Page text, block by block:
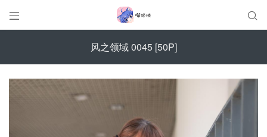
 
风之领域 0045 [50P]